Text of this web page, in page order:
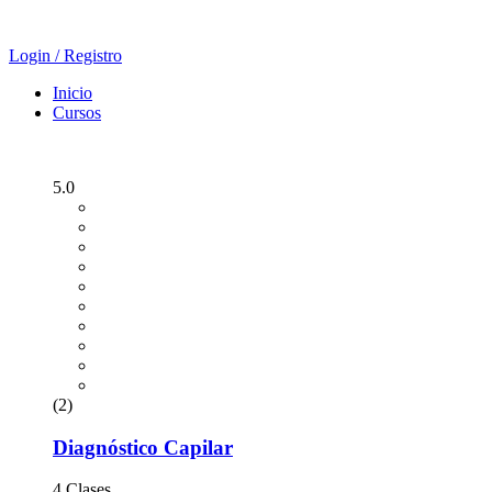
Login / Registro
Inicio
Cursos
5.0
(2)
Diagnóstico Capilar